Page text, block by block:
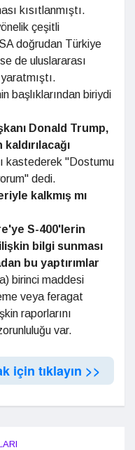
kısıtlanmıştı.
çeşitli
doğrudan Türkiye
de uluslararası
başlıklarından biriydi
Donald Trump,
kaldırılacağı
kastederek "Dostumu
dedi.
kalkmış mı
S-400'lerin
ilişkin bilgi sunması
bu yaptırımlar
birinci maddesi
veya feragat
raporlarını
var.
için tıklayın >>